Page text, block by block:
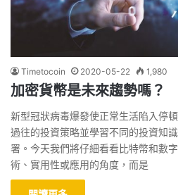
Timetocoin 2020-05-22 1,980
加密貨幣是未來趨勢嗎？
新型冠狀病毒爆發使正常生活陷入停
過往的投資策略並學習不同的投資知
署。今天我們將仔細看看比特幣和數
術、實用性或應用的角度，而是